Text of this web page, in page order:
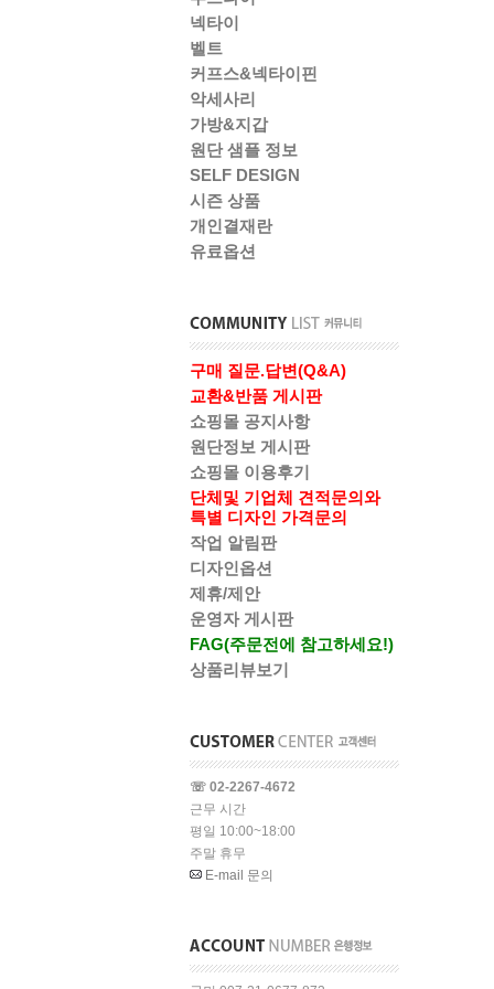
넥타이
벨트
커프스&넥타이핀
악세사리
가방&지갑
원단 샘플 정보
SELF DESIGN
시즌 상품
개인결재란
유료옵션
구매 질문.답변(Q&A)
교환&반품 게시판
쇼핑몰 공지사항
원단정보 게시판
쇼핑몰 이용후기
단체및 기업체 견적문의와
특별 디자인 가격문의
작업 알림판
디자인옵션
제휴/제안
운영자 게시판
FAG(주문전에 참고하세요!)
상품리뷰보기
☏ 02-2267-4672
근무 시간
평일 10:00~18:00
주말 휴무
E-mail 문의